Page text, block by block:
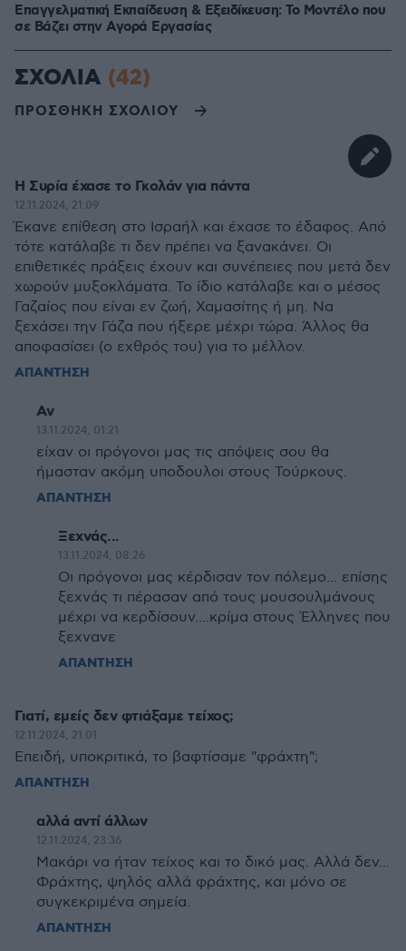
Επαγγελματική Εκπαίδευση & Εξειδίκευση: Το Mοντέλο που
σε Bάζει στην Aγορά Eργασίας
ΣΧΟΛΙΑ (42)
ΠΡΟΣΘΗΚΗ ΣΧΟΛΙΟΥ
Η Συρία έχασε το Γκολάν για πάντα
12.11.2024, 21:09
Έκανε επίθεση στο Ισραήλ και έχασε το έδαφος. Από
τότε κατάλαβε τι δεν πρέπει να ξανακάνει. Οι
επιθετικές πράξεις έχουν και συνέπειες που μετά δεν
χωρούν μυξοκλάματα. Το ίδιο κατάλαβε και ο μέσος
Γαζαίος που είναι εν ζωή, Χαμασίτης ή μη. Να
ξεχάσει την Γάζα που ήξερε μέχρι τώρα. Άλλος θα
αποφασίσει (ο εχθρός του) για το μέλλον.
ΑΠΑΝΤΗΣΗ
Αν
13.11.2024, 01:21
είχαν οι πρόγονοι μας τις απόψεις σου θα
ήμασταν ακόμη υποδουλοι στους Τούρκους.
ΑΠΑΝΤΗΣΗ
Ξεχνάς...
13.11.2024, 08:26
Οι πρόγονοι μας κέρδισαν τον πόλεμο... επίσης
ξεχνάς τι πέρασαν από τους μουσουλμάνους
μέχρι να κερδίσουν....κρίμα στους Έλληνες που
ξεχνανε
ΑΠΑΝΤΗΣΗ
Γιατί, εμείς δεν φτιάξαμε τείχος;
12.11.2024, 21:01
Επειδή, υποκριτικά, το βαφτίσαμε "φράχτη";
ΑΠΑΝΤΗΣΗ
αλλά αντί άλλων
12.11.2024, 23:36
Μακάρι να ήταν τείχος και το δικό μας. Αλλά δεν...
Φράχτης, ψηλός αλλά φράχτης, και μόνο σε
συγκεκριμένα σημεία.
ΑΠΑΝΤΗΣΗ